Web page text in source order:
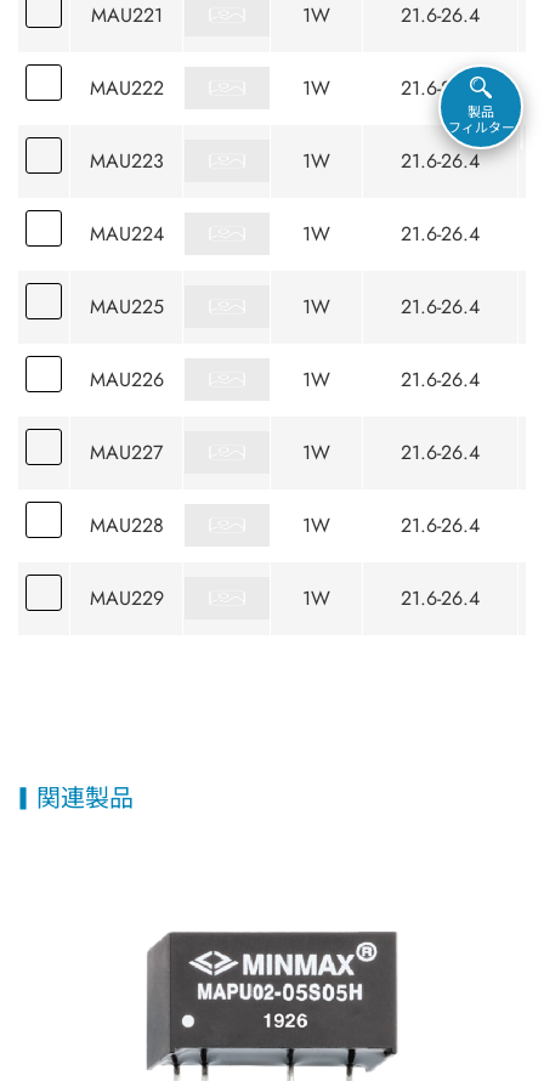
MAU221 1W 21.6-26.4
MAU222 1W 21.6-26.4
MAU223 1W 21.6-26.4
MAU224 1W 21.6-26.4
MAU225 1W 21.6-26.4
MAU226 1W 21.6-26.4
MAU227 1W 21.6-26.4
MAU228 1W 21.6-26.4
MAU229 1W 21.6-26.4
関連製品
製品
フィルター